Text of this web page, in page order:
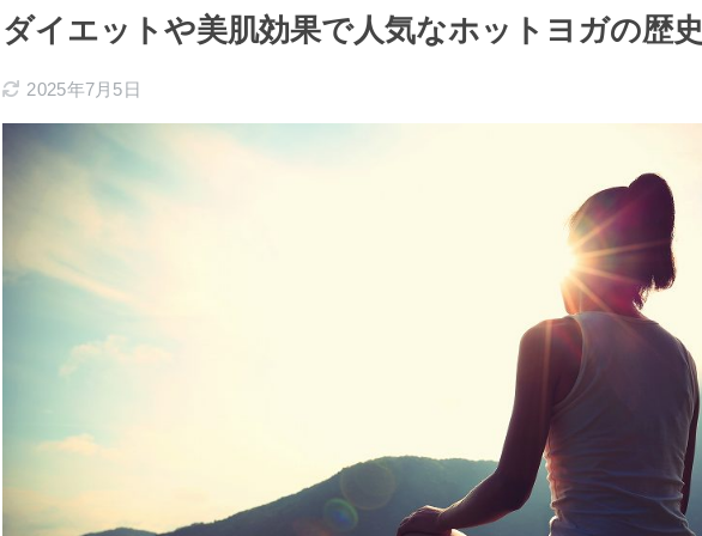
ダイエットや美肌効果で人気なホットヨガの歴
2025年7月5日